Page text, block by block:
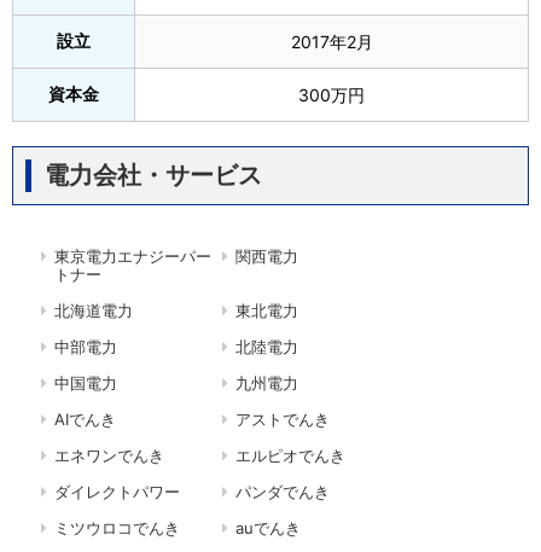
設立 2017年2月
資本金 300万円
電力会社・サービス
東京電力エナジーパー
トナー
関西電力
北海道電力
東北電力
中部電力
北陸電力
中国電力
九州電力
AIでんき
アストでんき
エネワンでんき
エルピオでんき
ダイレクトパワー
パンダでんき
ミツウロコでんき
auでんき